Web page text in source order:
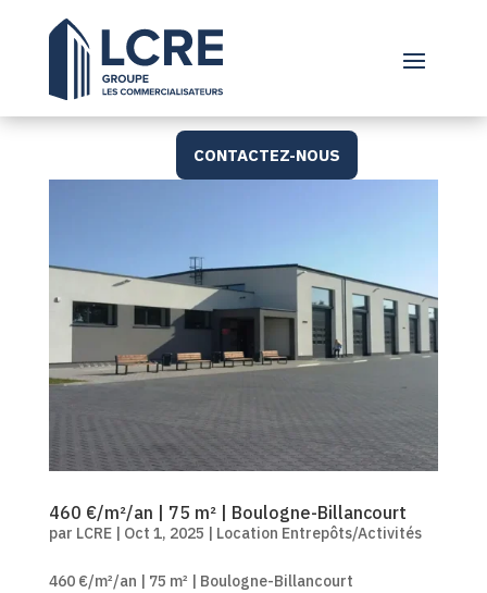
CONTACTEZ-NOUS
460 €/m²/an | 75 m² | Boulogne-Billancourt
par LCRE| Oct 1, 2025 Location Entrepôts/Activités
460 €/m²/an | 75 m² | Boulogne-Billancourt